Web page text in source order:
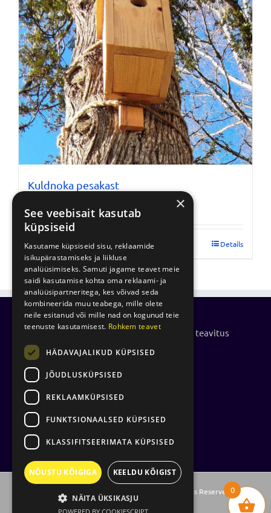
Kuldnoka pesakast
Lisa korvi Details
Küpsiste kasutamise- ja privaatsuspoliitika teavitus
Isikuandmete töötlemise põhimõtted
| Copyright © 2021-2025. All Rights Reserved.0
×
See veebisait kasutab
küpsiseid
Kasutame küpsiseid sisu, reklaamide
isikupärastamiseks ja liikluse
analüüsimiseks. Samuti jagame teavet meie
saidi kasutamise kohta oma reklaami- ja
analüüsipartneritega, kes võivad seda
kombineerida muu teabega, mille olete
neile esitanud või mille nad on kogunud teie
teenuste kasutamisest. Rohkem teavet
HÄDAVAJALIKUD KÜPSISED
JÕUDLUSKÜPSISED
REKLAAMKÜPSISED
FUNKTSIONAALSED KÜPSISED
KLASSIFITSEERIMATA KÜPSISED
NÕUSTU KÕIGIGA KEELDU KÕIGIST
NÄITA ÜKSIKASJU